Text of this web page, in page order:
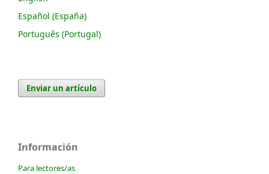
Español (España)
Português (Portugal)
Enviar un artículo
Información
Para lectores/as